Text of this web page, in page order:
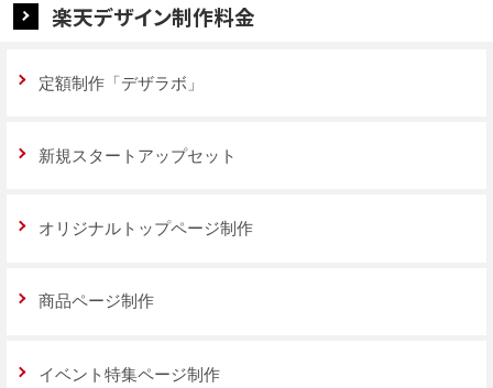
楽天デザイン制作料金
定額制作「デザラボ」
新規スタートアップセット
オリジナルトップページ制作
商品ページ制作
イベント特集ページ制作